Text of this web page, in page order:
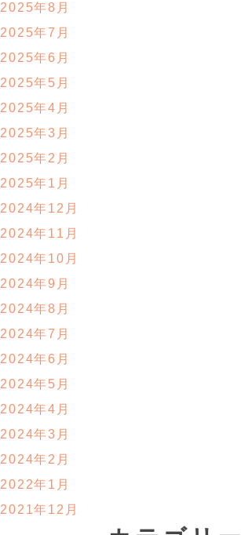
2025年8月
2025年7月
2025年6月
2025年5月
2025年4月
2025年3月
2025年2月
2025年1月
2024年12月
2024年11月
2024年10月
2024年9月
2024年8月
2024年7月
2024年6月
2024年5月
2024年4月
2024年3月
2024年2月
2022年1月
2021年12月